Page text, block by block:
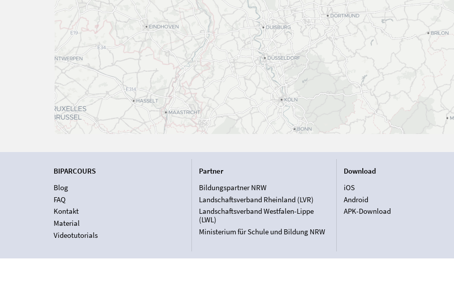
BIPARCOURS
Blog
FAQ
Kontakt
Material
Videotutorials
Partner
Bildungspartner NRW
Landschaftsverband Rheinland (LVR)
Landschaftsverband Westfalen-Lippe
(LWL)
Ministerium für Schule und Bildung NRW
Download
iOS
Android
APK-Download